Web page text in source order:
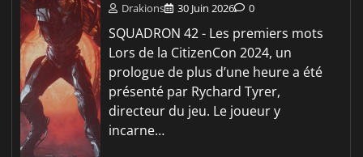
Drakions 30 Juin 2026 0
SQUADRON 42 - Les premiers mots
Lors de la CitizenCon 2024, un
prologue de plus d’une heure a été
présenté par Rychard Tyrer,
directeur du jeu. Le joueur y
incarne…